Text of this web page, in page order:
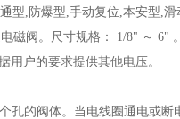
型,防爆型,手动复位,本安型,
磁阀。尺寸规格： 1/8" ～ 6"
用户的要求提供其他电压。
孔的阀体。当电线圈通电或断